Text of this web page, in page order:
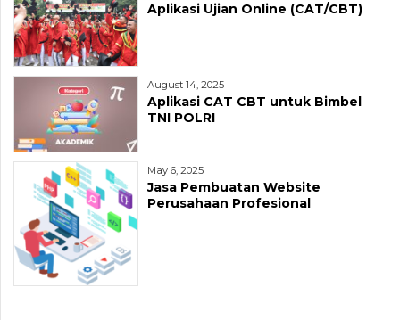
Aplikasi Ujian Online (CAT/CBT)
August 14, 2025
Aplikasi CAT CBT untuk Bimbel
TNI POLRI
May 6, 2025
Jasa Pembuatan Website
Perusahaan Profesional